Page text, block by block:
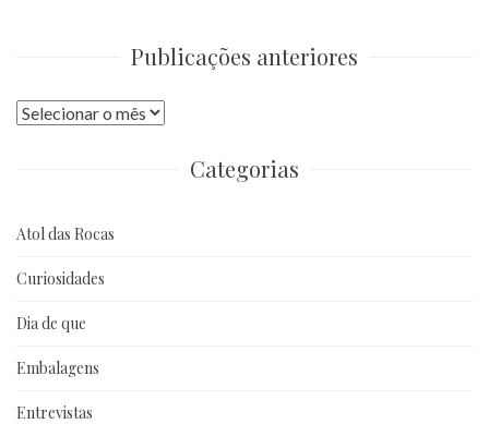
Publicações anteriores
Publicações
Categorias
Atol das Rocas
Curiosidades
Dia de que
Embalagens
Entrevistas